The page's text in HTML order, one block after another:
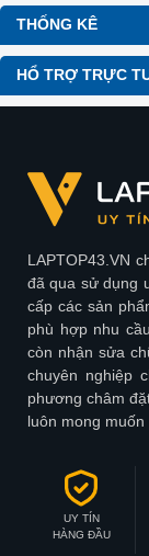
THỐNG KÊ
HỔ TRỢ TRỰC
LAPTOP43.VN
đã qua sử dụng
cấp các sản
phù hợp nhu
còn nhận sửa
chuyên nghiệp
phương châm
luôn mong
UY TÍN
HÀNG ĐẦU